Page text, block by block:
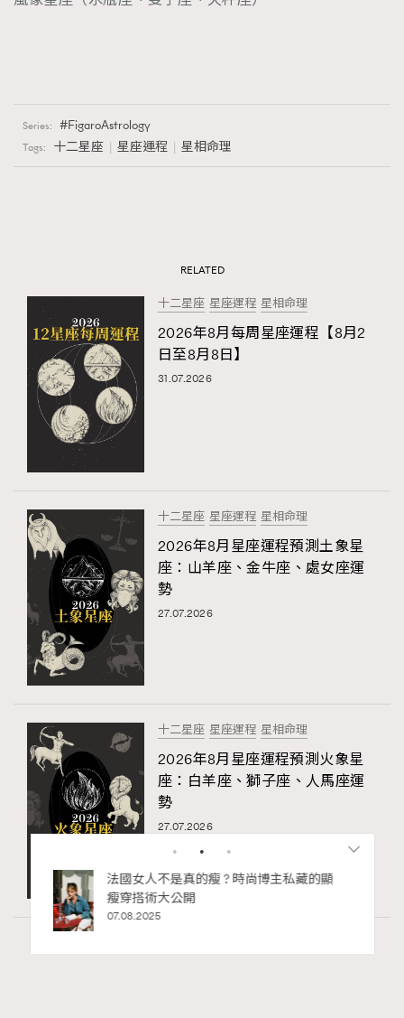
Series: FigaroAstrology
Tags: 十二星座 星座運程 星相命理
RELATED
十二星座 星座運程 星相命理
2026年8月每周星座運程【8月2
日至8月8日】
31.07.2026
十二星座 星座運程 星相命理
2026年8月星座運程預測土象星
座：山羊座、金牛座、處女座運
勢
27.07.2026
十二星座 星座運程 星相命理
2026年8月星座運程預測火象星
座：白羊座、獅子座、人馬座運
勢
27.07.2026
香港
法國女人不是真的瘦 ? 時尚博主私藏的顯
瘦穿搭術大公開
07.08.2025